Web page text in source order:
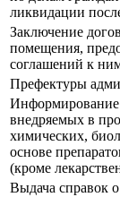
ликвидации
Заключение
помещения,
соглашений к
Префектуры
Информирование
внедряемых в
химических,
основе
(кроме
Выдача справок